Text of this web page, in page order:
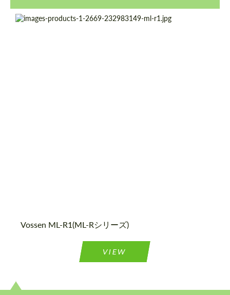
Vossen ML-R1(ML-Rシリーズ)
VIEW
テキストバックを要求する
information for your price request. We will